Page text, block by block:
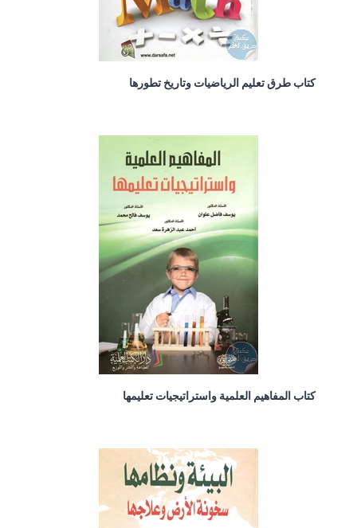
كتاب طرق تعليم الرياضيات وتاريخ تطورها
كتاب المفاهيم العلمية واستراتيجيات تعليمها